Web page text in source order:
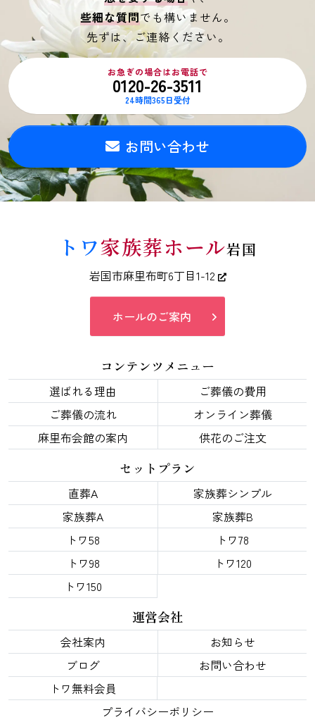
些細な質問でも構いません。
先ずは、ご連絡ください。
お急ぎの場合はお電話で
0120-26-3511
24時間365日受付
お問い合わせ
トワ家族葬ホール岩国
岩国市麻里布町6丁目1-12
ホールのご案内
コンテンツメニュー
選ばれる理由
ご葬儀の費用
ご葬儀の流れ
オンライン葬儀
麻里布会館の案内
供花のご注文
セットプラン
直葬A
家族葬シンプル
家族葬A
家族葬B
トワ58
トワ78
トワ98
トワ120
トワ150
運営会社
会社案内
お知らせ
ブログ
お問い合わせ
トワ無料会員
プライバシーポリシー